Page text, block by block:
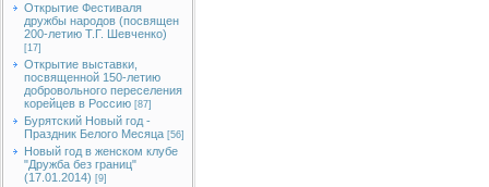
Открытие Фестиваля
дружбы народов (посвящен
200-летию Т.Г. Шевченко)
[17]
Открытие выставки,
посвященной 150-летию
добровольного переселения
корейцев в Россию [87]
Бурятский Новый год -
Праздник Белого Месяца [56]
Новый год в женском клубе
"Дружба без границ"
(17.01.2014) [9]